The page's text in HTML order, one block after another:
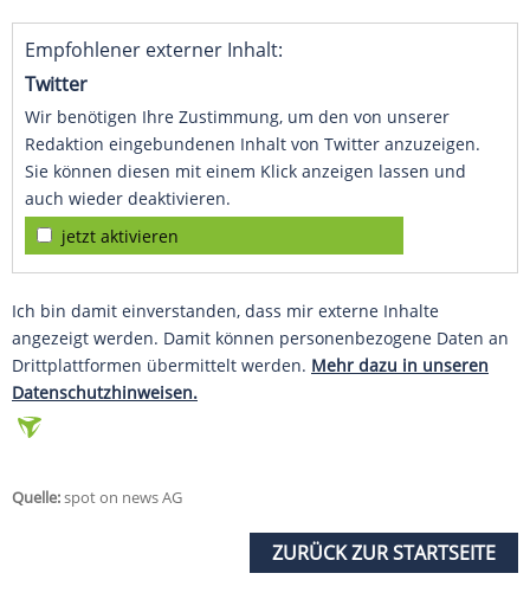
Empfohlener externer Inhalt:
Twitter
Wir benötigen Ihre Zustimmung, um den von unserer
Redaktion eingebundenen Inhalt von Twitter anzuzeigen.
Sie können diesen mit einem Klick anzeigen lassen und
auch wieder deaktivieren.
jetzt aktivieren
Ich bin damit einverstanden, dass mir externe Inhalte
angezeigt werden. Damit können personenbezogene Daten an
Drittplattformen übermittelt werden. Mehr dazu in unseren
Datenschutzhinweisen.
Quelle:spot on news AG
ZURÜCK ZUR STARTSEITE